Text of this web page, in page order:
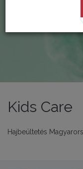
Kids Care
Hajbeültetés